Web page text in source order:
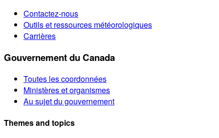
Contactez-nous
Outils et ressources météorologiques
Carrières
Gouvernement du Canada
Toutes les coordonnées
Ministères et organismes
Au sujet du gouvernement
Themes and topics